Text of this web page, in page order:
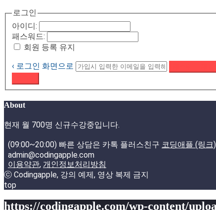
로그인
아이디:
패스워드:
회원 등록 유지
‹ 로그인 화면으로
About
현재 월 700명 신규수강중입니다.
(09:00~20:00) 빠른 상담은 카톡 플러스친구 코딩애플 (링크)
admin@codingapple.com
이용약관, 개인정보처리방침
ⓒ Codingapple, 강의 예제, 영상 복제 금지
top
https://codingapple.com/wp-content/